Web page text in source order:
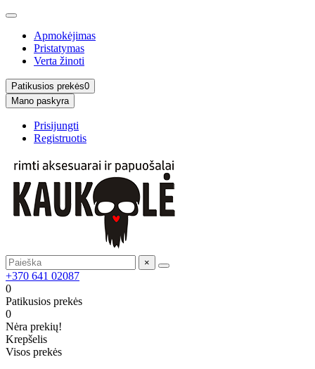
Apmokėjimas
Pristatymas
Verta žinoti
Patikusios prekės0
Mano paskyra
Prisijungti
Registruotis
×
+370 641 02087
0
Patikusios prekės
0
Nėra prekių!
Krepšelis
Visos prekės